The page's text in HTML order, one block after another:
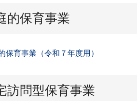
的保育事業
保育事業（令和７年度用）
訪問型保育事業